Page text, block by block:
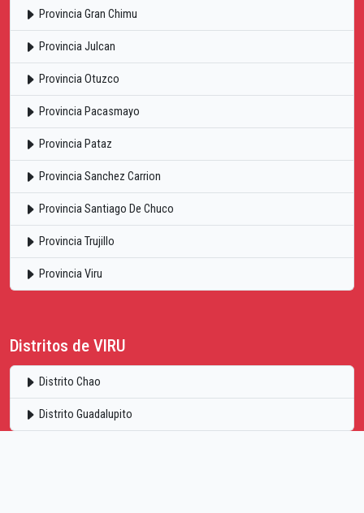
Provincia Gran Chimu
Provincia Julcan
Provincia Otuzco
Provincia Pacasmayo
Provincia Pataz
Provincia Sanchez Carrion
Provincia Santiago De Chuco
Provincia Trujillo
Provincia Viru
Distritos de VIRU
Distrito Chao
Distrito Guadalupito